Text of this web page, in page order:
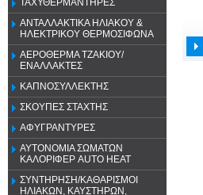
ΤΑΧΥΘΕΡΜΑΝΤΗΡΕΣ
ΑΝΤΑΛΛΑΚΤΙΚΑ ΗΛΙΑΚΟΥ &
ΗΛΕΚΤΡΙΚΟΥ ΘΕΡΜΟΣΙΦΩΝΑ
ΑΕΡΟΘΕΡΜΑ ΤΖΑΚΙΟΥ/
ΕΝΑΛΛΑΚΤΕΣ
ΚΑΠΝΟΣΥΛΛΕΚΤΗΣ
ΣΚΟΥΠΕΣ ΣΤΑΧΤΗΣ
ΑΦΥΓΡΑΝΤΥΡΕΣ
ΑΥΤΟΝΟΜΙΑ ΣΩΜΑΤΩΝ
ΚΑΛΟΡΙΦΕΡ AUTO HEAT
ΣΥΝΤΗΡΗΣΗ/ΚΑΘΑΡΙΣΜΟΙ
ΗΛΙΑΚΩΝ, ΚΑΥΣΤΗΡΩΝ,